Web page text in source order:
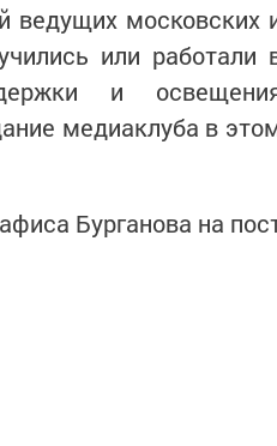
ведущих московских
или работали
и
медиаклуба в
Бурганова на